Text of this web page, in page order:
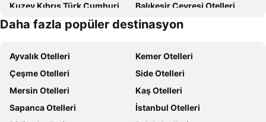
Kuzey Kıbrıs Türk Cumhuriyeti Otelleri
Balıkesir Çevresi Otelleri
Kıbrıs Otelleri
Türkiye Otelleri
Daha fazla popüler destinasyon
Ayvalık Otelleri
Kemer Otelleri
Çeşme Otelleri
Side Otelleri
Mersin Otelleri
Kaş Otelleri
Sapanca Otelleri
İstanbul Otelleri